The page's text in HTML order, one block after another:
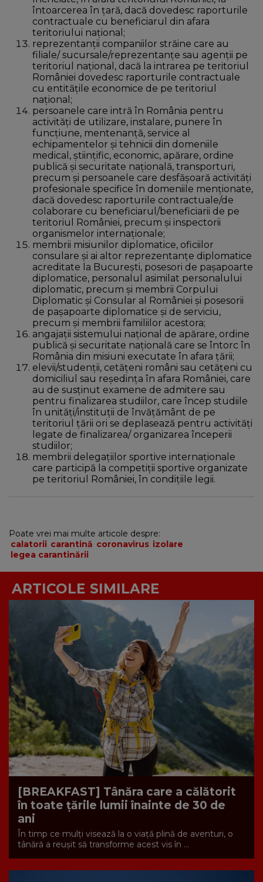
întoarcerea în ţară, dacă dovedesc raporturile
contractuale cu beneficiarul din afara
teritoriului naţional;
reprezentanţii companiilor străine care au
filiale/ sucursale/reprezentanţe sau agenţii pe
teritoriul naţional, dacă la intrarea pe teritoriul
României dovedesc raporturile contractuale
cu entităţile economice de pe teritoriul
naţional;
persoanele care intră în România pentru
activităţi de utilizare, instalare, punere în
funcţiune, mentenanţă, service al
echipamentelor şi tehnicii din domeniile
medical, ştiinţific, economic, apărare, ordine
publică şi securitate naţională, transporturi,
precum şi persoanele care desfăşoară activităţi
profesionale specifice în domeniile menţionate,
dacă dovedesc raporturile contractuale/de
colaborare cu beneficiarul/beneficiarii de pe
teritoriul României, precum şi inspectorii
organismelor internaţionale;
membrii misiunilor diplomatice, oficiilor
consulare şi ai altor reprezentanţe diplomatice
acreditate la Bucureşti, posesori de paşapoarte
diplomatice, personalul asimilat personalului
diplomatic, precum şi membrii Corpului
Diplomatic şi Consular al României şi posesorii
de paşapoarte diplomatice şi de serviciu,
precum şi membrii familiilor acestora;
angajaţii sistemului naţional de apărare, ordine
publică şi securitate naţională care se întorc în
România din misiuni executate în afara ţării;
elevii/studenţii, cetăţeni români sau cetăţeni cu
domiciliul sau reşedinţa în afara României, care
au de susţinut examene de admitere sau
pentru finalizarea studiilor, care încep studiile
în unităţi/instituţii de învăţământ de pe
teritoriul ţării ori se deplasează pentru activităţi
legate de finalizarea/ organizarea începerii
studiilor;
membrii delegațiilor sportive internaționale
care participă la competiții sportive organizate
pe teritoriul României, în condițiile legii.
Poate vrei mai multe articole despre:
calatorii carantină coronavirus izolare
legea carantinării
ARTICOLE SIMILARE
[BREAKFAST] Tânăra care a călătorit
în toate țările lumii înainte de 30 de
ani
În timp ce mulți visează la o viață plină de aventuri, o
tânără a reușit să transforme acest vis în ...